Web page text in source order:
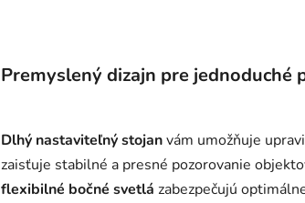
Premyslený dizajn pre jednoduché
Dlhý nastaviteľný stojanvám umožňuje
zaisťuje stabilné a presné pozorovanie
flexibilné bočné svetlá zabezpečujú